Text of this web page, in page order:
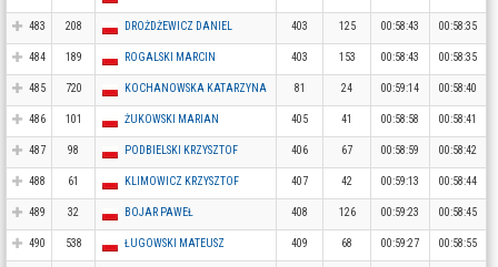
483 208 DROŻDŻEWICZ DANIEL 403 125 00:58:43 00:58:35
484 189 ROGALSKI MARCIN 403 153 00:58:43 00:58:35
485 720 KOCHANOWSKA KATARZYNA 81 24 00:59:14 00:58:40
486 101 ŻUKOWSKI MARIAN 405 41 00:58:58 00:58:41
487 98 PODBIELSKI KRZYSZTOF 406 67 00:58:59 00:58:42
488 61 KLIMOWICZ KRZYSZTOF 407 42 00:59:13 00:58:44
489 32 BOJAR PAWEŁ 408 126 00:59:23 00:58:45
490 538 ŁUGOWSKI MATEUSZ 409 68 00:59:27 00:58:55